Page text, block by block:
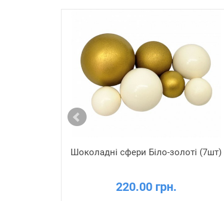
Шоколадні сфери Біло-золоті (7шт)
220.00 грн.